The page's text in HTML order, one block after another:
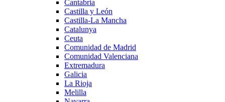
Cantabria
Castilla y León
Castilla-La Mancha
Catalunya
Ceuta
Comunidad de Madrid
Comunidad Valenciana
Extremadura
Galicia
La Rioja
Melilla